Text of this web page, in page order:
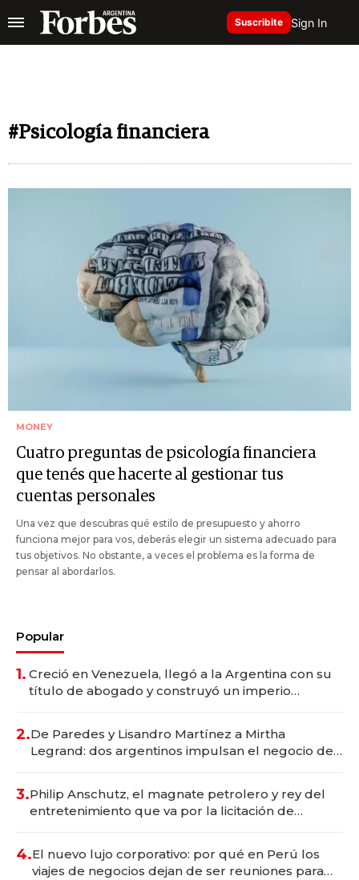
Suscribite Sign In
#Psicología financiera
MONEY
Cuatro preguntas de psicología financiera
que tenés que hacerte al gestionar tus
cuentas personales
Una vez que descubras qué estilo de presupuesto y ahorro
funciona mejor para vos, deberás elegir un sistema adecuado para
tus objetivos. No obstante, a veces el problema es la forma de
pensar al abordarlos.
Popular
1. Creció en Venezuela, llegó a la Argentina con su
título de abogado y construyó un imperio
2.De Paredes y Lisandro Martínez a Mirtha
Legrand: dos argentinos impulsan el negocio del
3.Philip Anschutz, el magnate petrolero y rey del
entretenimiento que va por la licitación de
4.El nuevo lujo corporativo: por qué en Perú los
viajes de negocios dejan de ser reuniones para